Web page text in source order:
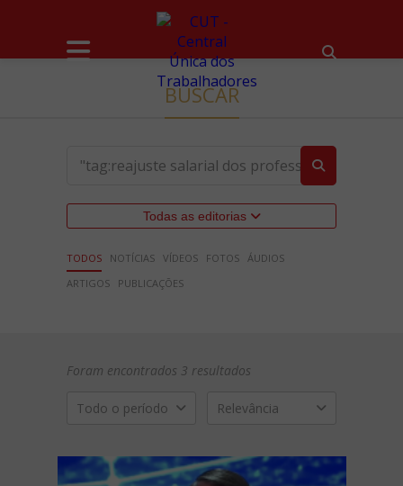
BUSCAR
Todas as editorias
TODOS NOTÍCIAS VÍDEOS FOTOS ÁUDIOS
ARTIGOS
PUBLICAÇÕES
Foram encontrados 3 resultados
Todo o período Relevância